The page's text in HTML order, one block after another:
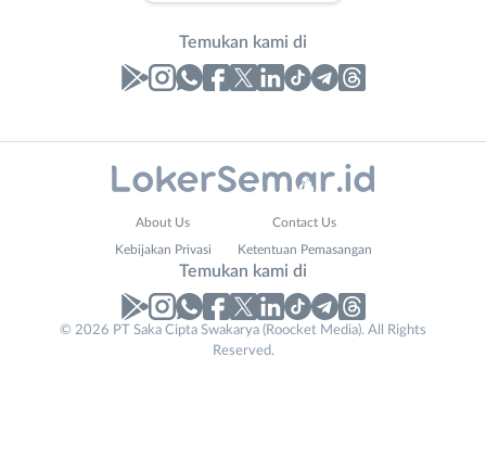
Temukan kami di
No. Telp /
About Us Contact Us
Kebijakan Privasi Ketentuan Pemasangan
Temukan kami di
© 2026 PT Saka Cipta Swakarya (Roocket Media). All Rights
Reserved.